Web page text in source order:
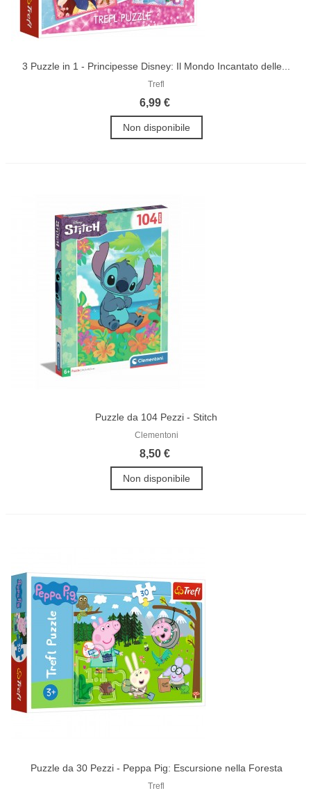
3 Puzzle in 1 - Principesse Disney: Il Mondo Incantato delle...
Trefl
6,99 €
Non disponibile
Puzzle da 104 Pezzi - Stitch
Clementoni
8,50 €
Non disponibile
Puzzle da 30 Pezzi - Peppa Pig: Escursione nella Foresta
Trefl